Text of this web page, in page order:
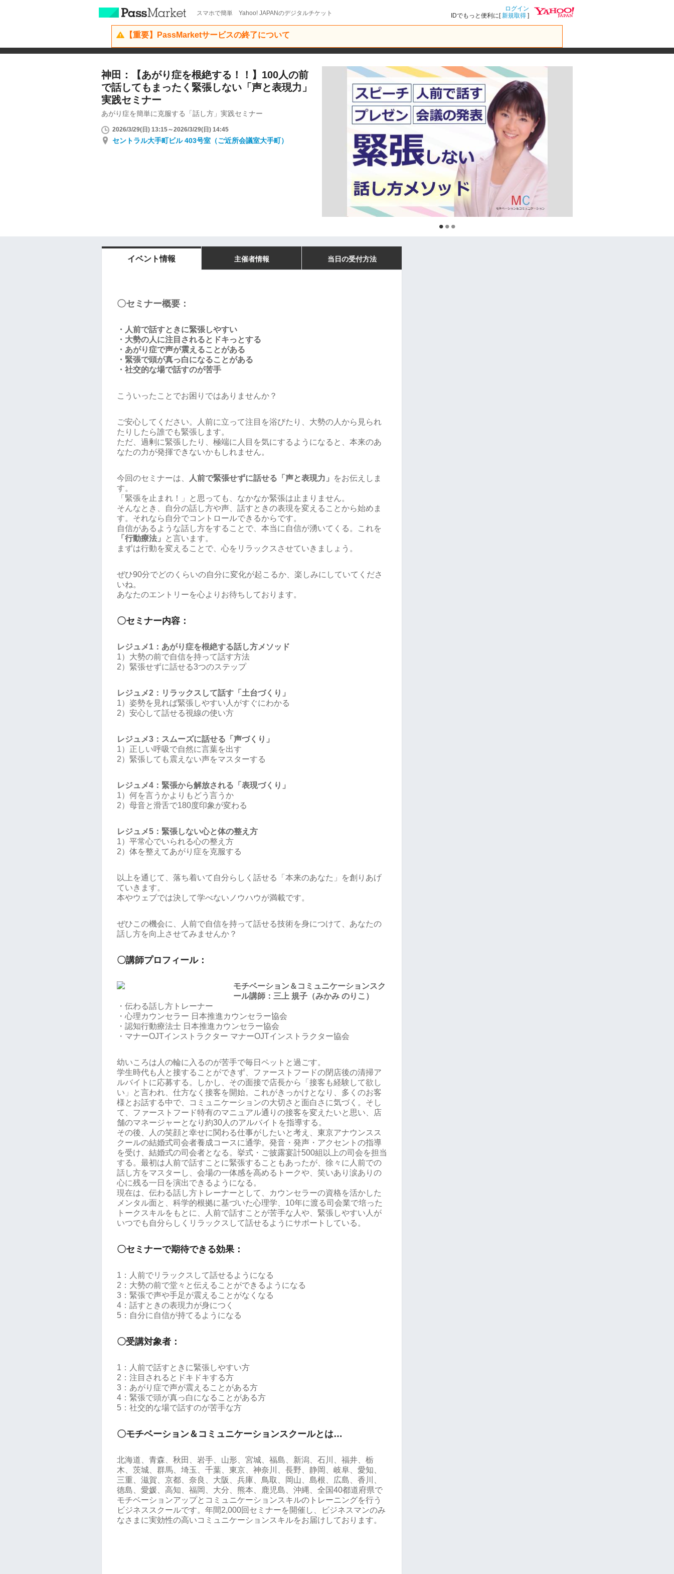
スマホで簡単 Yahoo! JAPANのデジタルチケット
ログイン
IDでもっと便利に[新規取得 ]
【重要】PassMarketサービスの終了について
神田：【あがり症を根絶する！！】100人の前
で話してもまったく緊張しない「声と表現力」
実践セミナー
あがり症を簡単に克服する「話し方」実践セミナー
2026/3/29(日) 13:15～2026/3/29(日) 14:45
セントラル大手町ビル 403号室（ご近所会議室大手町）
イベント情報 主催者情報 当日の受付方法
〇セミナー概要：
・人前で話すときに緊張しやすい
・大勢の人に注目されるとドキっとする
・あがり症で声が震えることがある
・緊張で頭が真っ白になることがある
・社交的な場で話すのが苦手
こういったことでお困りではありませんか？
ご安心してください。人前に立って注目を浴びたり、大勢の人から見られ
たりしたら誰でも緊張します。
ただ、過剰に緊張したり、極端に人目を気にするようになると、本来のあ
なたの力が発揮できないかもしれません。
今回のセミナーは、 人前で緊張せずに話せる「声と表現力」
をお伝えしま
す。
「緊張を止まれ！」と思っても、なかなか緊張は止まりません。
そんなとき、自分の話し方や声、話すときの表現を変えることから始めま
す。それなら自分でコントロールできるからです。
自信があるような話し方をすることで、本当に自信が湧いてくる。これを
「行動療法」
と言います。
まずは行動を変えることで、心をリラックスさせていきましょう。
ぜひ90分でどのくらいの自分に変化が起こるか、楽しみにしていてくださ
いね。
あなたのエントリーを心よりお待ちしております。
〇セミナー内容：
レジュメ1：あがり症を根絶する話し方メソッド
1）大勢の前で自信を持って話す方法
2）緊張せずに話せる3つのステップ
レジュメ2：リラックスして話す「土台づくり」
1）姿勢を見れば緊張しやすい人がすぐにわかる
2）安心して話せる視線の使い方
レジュメ3：スムーズに話せる「声づくり」
1）正しい呼吸で自然に言葉を出す
2）緊張しても震えない声をマスターする
レジュメ4：緊張から解放される「表現づくり」
1）何を言うかよりもどう言うか
2）母音と滑舌で180度印象が変わる
レジュメ5：緊張しない心と体の整え方
1）平常心でいられる心の整え方
2）体を整えてあがり症を克服する
以上を通じて、落ち着いて自分らしく話せる「本来のあなた」を創りあげ
ていきます。
本やウェブでは決して学べないノウハウが満載です。
ぜひこの機会に、人前で自信を持って話せる技術を身につけて、あなたの
話し方を向上させてみませんか？
〇講師プロフィール：
モチベーション＆コミュニケーションスク
ール講師：三上 規子（みかみ のりこ）
・伝わる話し方トレーナー
・心理カウンセラー 日本推進カウンセラー協会
・認知行動療法士 日本推進カウンセラー協会
・マナーOJTインストラクター マナーOJTインストラクター協会
幼いころは人の輪に入るのが苦手で毎日ペットと過ごす。
学生時代も人と接することができず、ファーストフードの閉店後の清掃ア
ルバイトに応募する。しかし、その面接で店長から「接客も経験して欲し
い」と言われ、仕方なく接客を開始。これがきっかけとなり、多くのお客
様とお話する中で、コミュニケーションの大切さと面白さに気づく。そし
て、ファーストフード特有のマニュアル通りの接客を変えたいと思い、店
舗のマネージャーとなり約30人のアルバイトを指導する。
その後、人の笑顔と幸せに関わる仕事がしたいと考え、東京アナウンスス
クールの結婚式司会者養成コースに通学。発音・発声・アクセントの指導
を受け、結婚式の司会者となる。挙式・ご披露宴計500組以上の司会を担当
する。最初は人前で話すことに緊張することもあったが、徐々に人前での
話し方をマスターし、会場の一体感を高めるトークや、笑いあり涙ありの
心に残る一日を演出できるようになる。
現在は、伝わる話し方トレーナーとして、カウンセラーの資格を活かした
メンタル面と、科学的根拠に基づいた心理学、10年に渡る司会業で培った
トークスキルをもとに、人前で話すことが苦手な人や、緊張しやすい人が
いつでも自分らしくリラックスして話せるようにサポートしている。
〇セミナーで期待できる効果：
1：人前でリラックスして話せるようになる
2：大勢の前で堂々と伝えることができるようになる
3：緊張で声や手足が震えることがなくなる
4：話すときの表現力が身につく
5：自分に自信が持てるようになる
〇受講対象者：
1：人前で話すときに緊張しやすい方
2：注目されるとドキドキする方
3：あがり症で声が震えることがある方
4：緊張で頭が真っ白になることがある方
5：社交的な場で話すのが苦手な方
〇モチベーション＆コミュニケーションスクールとは…
北海道、青森、秋田、岩手、山形、宮城、福島、新潟、石川、福井、栃
木、茨城、群馬、埼玉、千葉、東京、神奈川、長野、静岡、岐阜、愛知、
三重、滋賀、京都、奈良、大阪、兵庫、鳥取、岡山、島根、広島、香川、
徳島、愛媛、高知、福岡、大分、熊本、鹿児島、沖縄、全国40都道府県で
モチベーションアップとコミュニケーションスキルのトレーニングを行う
ビジネススクールです。年間2,000回セミナーを開催し、ビジネスマンのみ
なさまに実効性の高いコミュニケーションスキルをお届けしております。